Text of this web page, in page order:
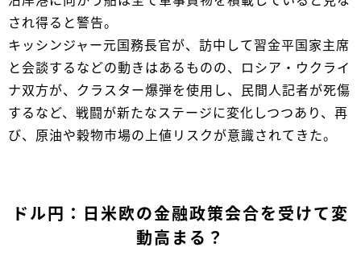
され得ると警告。
キッシンジャー元国務長官が、訪中して習金平国家主席
と会談するなどの動きはあるものの、ロシア・ウクライ
ナ双方が、クラスター爆弾を使用し、民間人記者が死傷
するなど、戦闘が新たなステージに変化しつつあり、再
び、原油や穀物市場の上値リスクが意識されてきた。
ドル円：日米欧の金融政策会合を受けて変
動高まる？